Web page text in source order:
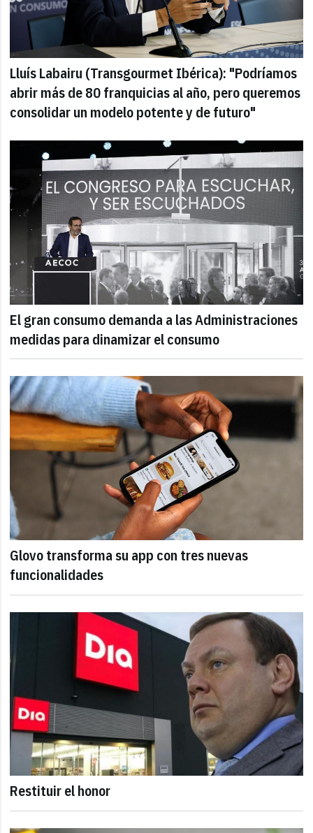
Lluís Labairu (Transgourmet Ibérica): "Podríamos
abrir más de 80 franquicias al año, pero queremos
consolidar un modelo potente y de futuro"
El gran consumo demanda a las Administraciones
medidas para dinamizar el consumo
Glovo transforma su app con tres nuevas
funcionalidades
Restituir el honor